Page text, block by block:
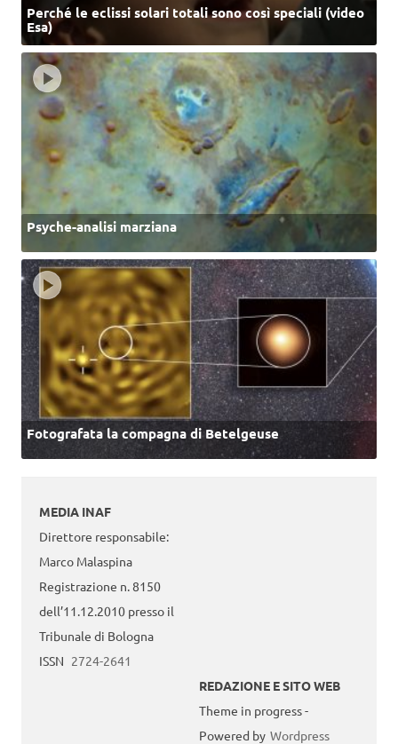
Perché le eclissi solari totali sono così speciali (video
Esa)
Psyche-analisi marziana
Fotografata la compagna di Betelgeuse
MEDIA INAF
Direttore responsabile:
Marco Malaspina
Registrazione n. 8150
dell’11.12.2010 presso il
Tribunale di Bologna
ISSN 2724-2641
REDAZIONE E SITO WEB
Theme in progress -
Powered by Wordpress